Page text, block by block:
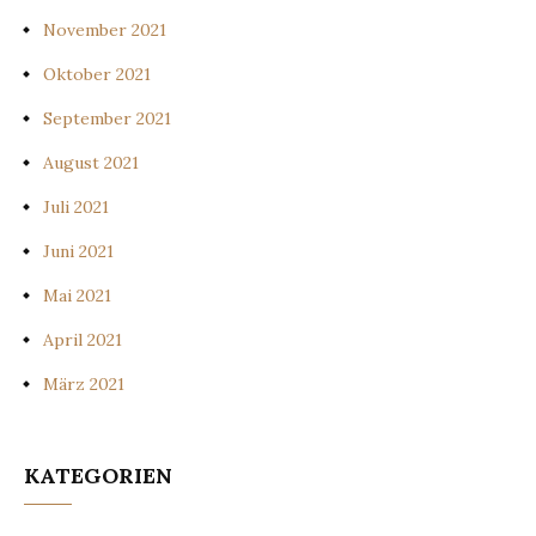
November 2021
Oktober 2021
September 2021
August 2021
Juli 2021
Juni 2021
Mai 2021
April 2021
März 2021
KATEGORIEN